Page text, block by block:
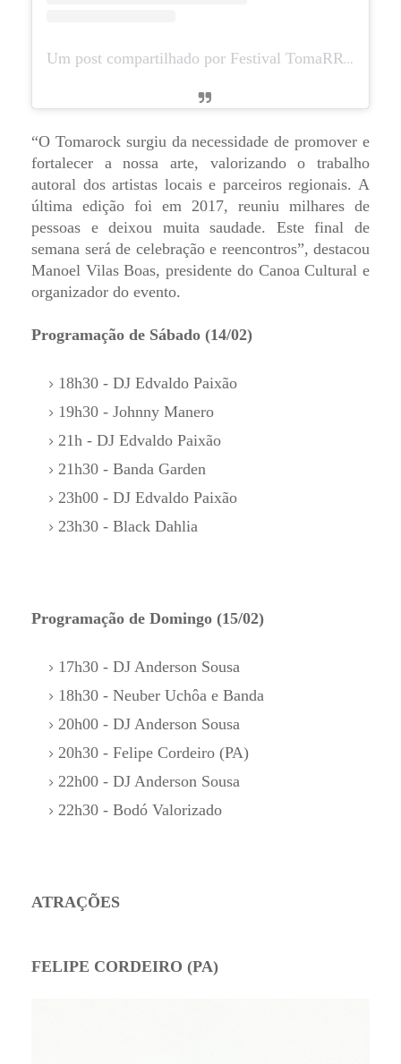
Um post compartilhado por Festival TomaRRock (@festivaltomarrock)
“O Tomarock surgiu da necessidade de promover e
fortalecer a nossa arte, valorizando o trabalho
autoral dos artistas locais e parceiros regionais. A
última edição foi em 2017, reuniu milhares de
pessoas e deixou muita saudade. Este final de
semana será de celebração e reencontros”, destacou
Manoel Vilas Boas, presidente do Canoa Cultural e
organizador do evento.
Programação de Sábado (14/02)
18h30 - DJ Edvaldo Paixão
19h30 - Johnny Manero
21h - DJ Edvaldo Paixão
21h30 - Banda Garden
23h00 - DJ Edvaldo Paixão
23h30 - Black Dahlia
Programação de Domingo (15/02)
17h30 - DJ Anderson Sousa
18h30 - Neuber Uchôa e Banda
20h00 - DJ Anderson Sousa
20h30 - Felipe Cordeiro (PA)
22h00 - DJ Anderson Sousa
22h30 - Bodó Valorizado
ATRAÇÕES
FELIPE CORDEIRO (PA)